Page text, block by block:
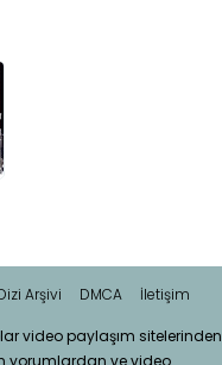
Arşivi DMCA İletişim
video paylaşım sitelerinden